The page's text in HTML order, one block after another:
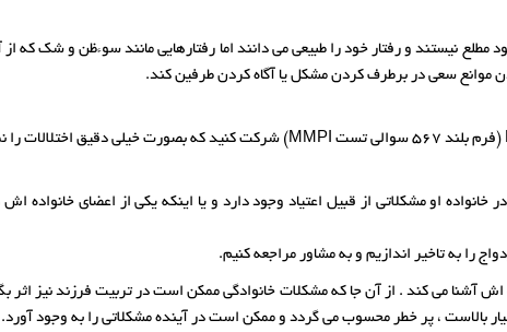
مطلع نیستند و رفتار خود را طبیعی می دانند اما رفتارهایی مانند سوءظن و شک
موانع سعی در برطرف کردن مشکل یا آگاه کردن طرفین کند.
او مشکلاتی از قبیل اعتیاد وجود دارد و یا اینکه یکی از اعضای خانواده
را به تاخیر اندازیم و به مشاور مراجعه کنیم.
آشنا می کند . از آن جا که مشکلات خانوادگی ممکن است در تربیت فرزند نیز اثر
بالاست ، پر خطر محسوب می گردد و ممکن است در آینده مشکلاتی را به وجود آورد.